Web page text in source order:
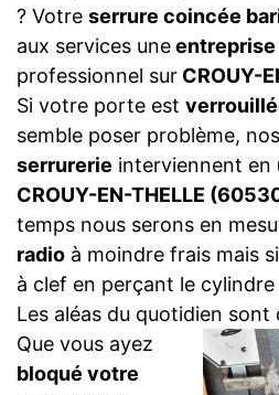
? Votre serrure coincée
aux services uneentreprise
professionnel sur CROUY-
Si votre porte est
semble poser problème, nos
serrurerie interviennent en
CROUY-EN-THELLE
temps nous serons en
radio à moindre frais mais
à clef en perçant le
Les aléas du quotidien sont
Que vous ayez
bloqué votre